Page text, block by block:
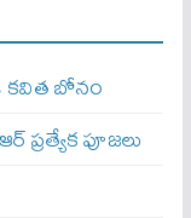
బోనం
పూజలు